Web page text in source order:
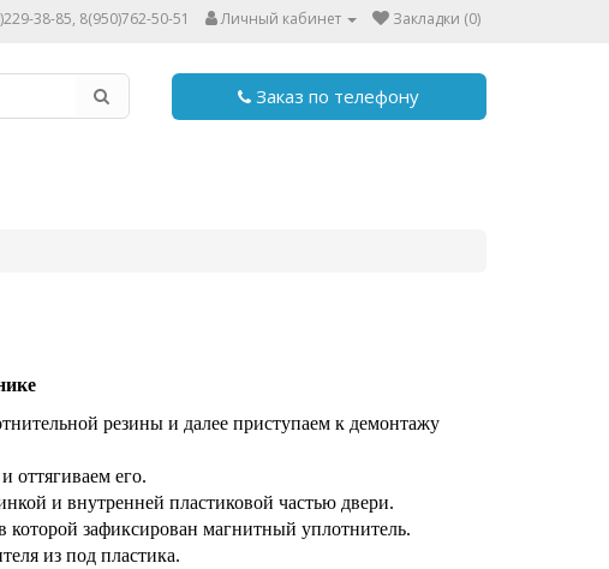
38-85, 8(950)762-50-51 Личный кабинет Закладки (0)
Заказ по телефону
резины и далее приступаем к демонтажу
оттягиваем его.
и внутренней пластиковой частью двери.
зафиксирован магнитный уплотнитель.
из под пластика.